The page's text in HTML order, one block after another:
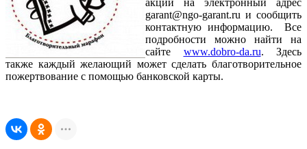
garant@ngo-garant.ru и сообщить
контактную информацию. Все
подробности можно найти на
сайте www.dobro-da.ru. Здесь
также каждый желающий может сделать благотворительное
пожертвование с помощью банковской карты.